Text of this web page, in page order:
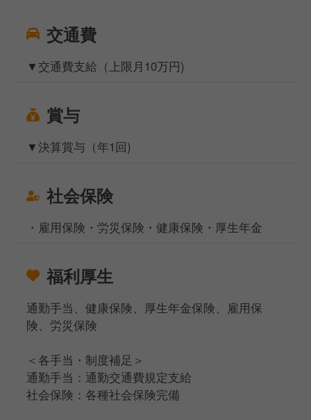
交通費
▼交通費支給（上限月10万円)
賞与
▼決算賞与（年1回)
社会保険
・雇用保険・労災保険・健康保険・厚生年金
福利厚生
通勤手当、健康保険、厚生年金保険、雇用保
険、労災保険
＜各手当・制度補足＞
通勤手当：通勤交通費規定支給
社会保険：各種社会保険完備